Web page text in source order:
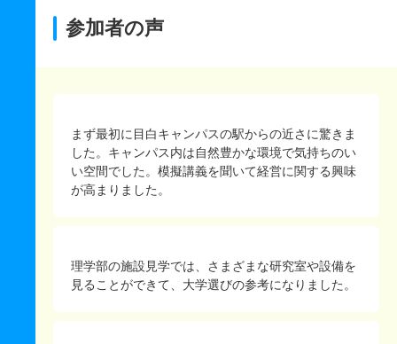
参加者の声
まず最初に目白キャンパスの駅からの近さに驚きま
した。キャンパス内は自然豊かな環境で気持ちのい
い空間でした。模擬講義を聞いて経営に関する興味
が高まりました。
理学部の施設見学では、さまざまな研究室や設備を
見ることができて、大学選びの参考になりました。